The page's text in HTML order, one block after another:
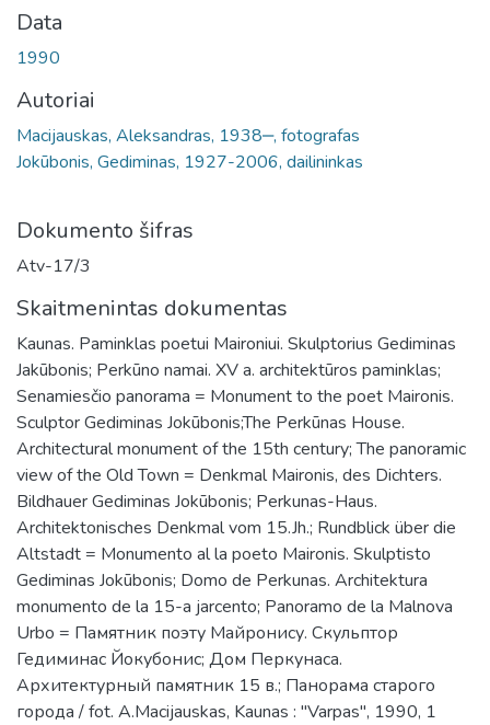
Data
1990
Autoriai
Macijauskas, Aleksandras, 1938‒, fotografas
Jokūbonis, Gediminas, 1927-2006, dailininkas
Dokumento šifras
Atv-17/3
Skaitmenintas dokumentas
Kaunas. Paminklas poetui Maironiui. Skulptorius Gediminas
Jakūbonis; Perkūno namai. XV a. architektūros paminklas;
Senamiesčio panorama = Monument to the poet Maironis.
Sculptor Gediminas Jokūbonis;The Perkūnas House.
Architectural monument of the 15th century; The panoramic
view of the Old Town = Denkmal Maironis, des Dichters.
Bildhauer Gediminas Jokūbonis; Perkunas-Haus.
Architektonisches Denkmal vom 15.Jh.; Rundblick über die
Altstadt = Monumento al la poeto Maironis. Skulptisto
Gediminas Jokūbonis; Domo de Perkunas. Architektura
monumento de la 15-a jarcento; Panoramo de la Malnova
Urbo = Памятник поэту Майронису. Скульптор
Гедиминас Йокубонис; Дом Перкунаса.
Архитектурный памятник 15 в.; Панорама старого
города / fot. A.Macijauskas, Kaunas : "Varpas", 1990, 1